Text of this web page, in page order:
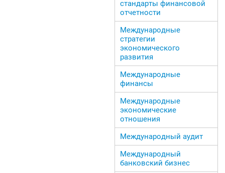
стандарты финансовой
отчетности
Международные
стратегии
экономического
развития
Международные
финансы
Международные
экономические
отношения
Международный аудит
Международный
банковский бизнес